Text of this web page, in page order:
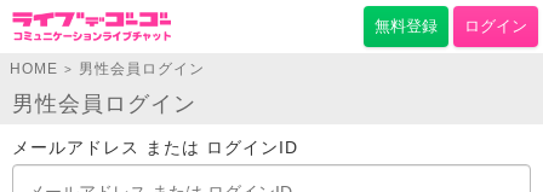
無料登録 ログイン
HOME > 男性会員ログイン
男性会員ログイン
メールアドレス または ログインID